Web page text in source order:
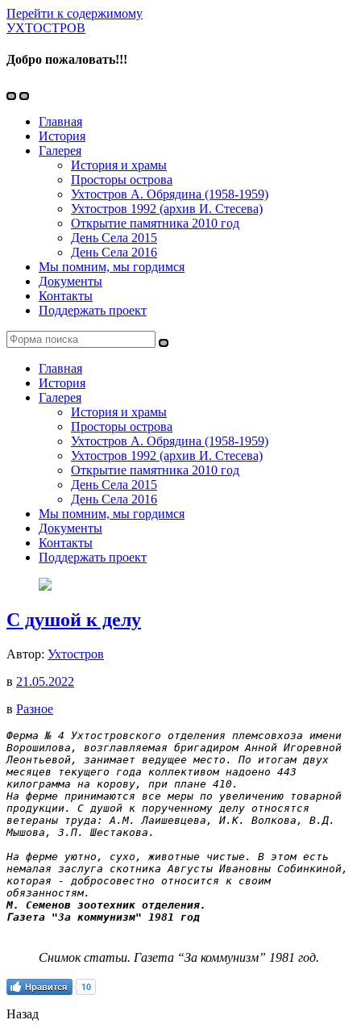
Перейти к содержимому
УХТОСТРОВ
Добро пожаловать!!!
Переключить
меню
Переключить
поиска
Главная
История
Галерея
История и храмы
Просторы острова
Ухтостров А. Обрядина (1958-1959)
Ухтостров 1992 (архив И. Стесева)
Открытие памятника 2010 год
День Села 2015
День Села 2016
Мы помним, мы гордимся
Документы
Контакты
Поддержать проект
Поиск
Главная
История
Галерея
История и храмы
Просторы острова
Ухтостров А. Обрядина (1958-1959)
Ухтостров 1992 (архив И. Стесева)
Открытие памятника 2010 год
День Села 2015
День Села 2016
Мы помним, мы гордимся
Документы
Контакты
Поддержать проект
С душой к делу
Автор: Ухтостров
в 21.05.2022
в Разное
Ферма № 4 Ухтостровского отделения племсовхоза имени
Ворошилова, возглавляемая бригадиром Анной Игоревной
Леонтьевой, занимает ведущее место. По итогам двух
месяцев текущего года коллективом надоено 443
килограмма на корову, при плане 410.
На ферме принимаются все меры по увеличению товарной
продукции. С душой к порученному делу относятся
ветераны труда: А.М. Лаишевцева, И.К. Волкова, В.Д.
Мышова, 3.П. Шестакова.
На ферме уютно, сухо, животные чистые. В этом есть
немалая заслуга скотника Августы Ивановны Собинкиной,
которая - добросовестно относится к своим
обязанностям.
М. Семенов зоотехник отделения.
Газета "За коммунизм" 1981 год
Снимок статьи. Газета “За коммунизм” 1981 год.
Нравится 10
Назад